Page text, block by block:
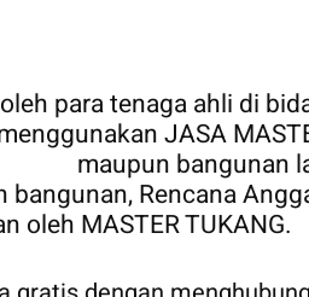
para tenaga ahli di
JASA
maupun bangunan
Rencana
oleh MASTER TUKANG.